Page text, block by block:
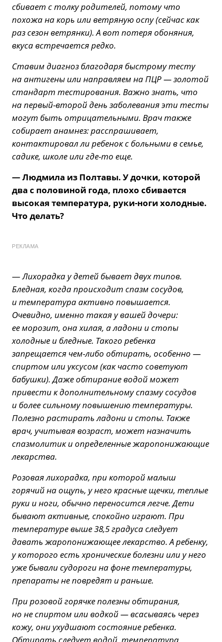
сбивает с толку родителей, потому что
похожа на корь или ветряную оспу (сейчас как
раз сезон ветрянки). А вот потеря обоняния,
вкуса встречается редко.
Ставим диагноз благодаря быстрому тесту
на антигены или направляем на ПЦР — золотой
стандарт тестирования. Важно знать, что
на первый-второй день заболевания эти тесты
могут быть отрицательными. Врач также
собирает анамнез: расспрашивает,
контактировал ли ребенок с больными в семье,
садике, школе или где-то еще.
— Людмила из Полтавы. У дочки, которой
два с половиной года, плохо сбивается
высокая температура, руки-ноги холодные.
Что делать?
РЕКЛАМА
—Лихорадка у детей бывает двух типов.
Бледная, когда происходит спазм сосудов,
и температура активно повышается.
Очевидно, именно такая у вашей дочери:
ее морозит, она хилая, а ладони и стопы
холодные и бледные. Такого ребенка
запрещается чем-либо обтирать, особенно —
спиртом или уксусом (как часто советуют
бабушки). Даже обтирание водой может
привести к дополнительному спазму сосудов
и более сильному повышению температуры.
Полезно растирать ладони и стопы. Также
врач, учитывая возраст, может назначить
спазмолитик и определенные жаропонижающие
лекарства.
Розовая лихорадка, при которой малыш
горячий на ощупь, у него красные щечки, теплые
руки и ноги, обычно переносится легче. Дети
бывают активные, спокойно играют. При
температуре выше 38,5 градуса следует
давать жаропонижающее лекарство. А ребенку,
у которого есть хронические болезни или у него
уже бывали судороги на фоне температуры,
препараты не повредят и раньше.
При розовой горячке полезны обтирания,
но не спиртом или водкой — всасываясь через
кожу, они ухудшают состояние ребенка.
Обтирать следует водой, температура